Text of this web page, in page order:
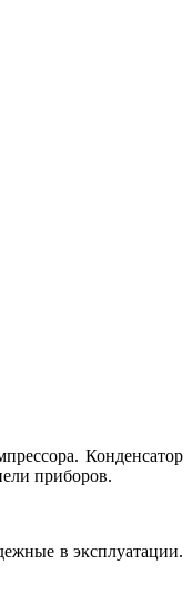
Конденсатор
приборов.
в эксплуатации.